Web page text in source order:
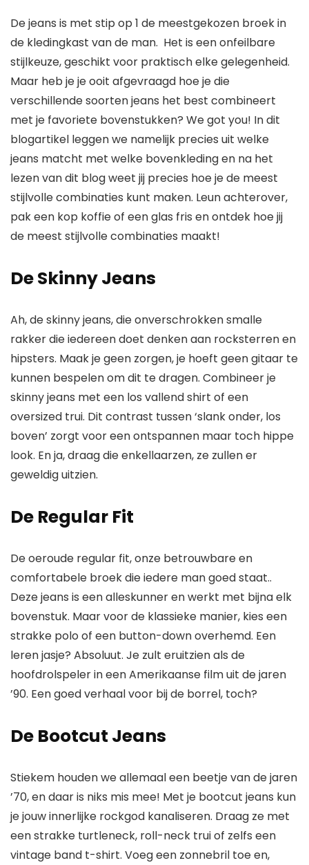
De jeans is met stip op 1 de meestgekozen broek in
de kledingkast van de man. Het is een onfeilbare
stijlkeuze, geschikt voor praktisch elke gelegenheid.
Maar heb je je ooit afgevraagd hoe je die
verschillende soorten jeans het best combineert
met je favoriete bovenstukken? We got you! In dit
blogartikel leggen we namelijk precies uit welke
jeans matcht met welke bovenkleding en na het
lezen van dit blog weet jij precies hoe je de meest
stijlvolle combinaties kunt maken. Leun achterover,
pak een kop koffie of een glas fris en ontdek hoe jij
de meest stijlvolle combinaties maakt!
De Skinny Jeans
Ah, de skinny jeans, die onverschrokken smalle
rakker die iedereen doet denken aan rocksterren en
hipsters. Maak je geen zorgen, je hoeft geen gitaar te
kunnen bespelen om dit te dragen. Combineer je
skinny jeans met een los vallend shirt of een
oversized trui. Dit contrast tussen ‘slank onder, los
boven’ zorgt voor een ontspannen maar toch hippe
look. En ja, draag die enkellaarzen, ze zullen er
geweldig uitzien.
De Regular Fit
De oeroude regular fit, onze betrouwbare en
comfortabele broek die iedere man goed staat..
Deze jeans is een alleskunner en werkt met bijna elk
bovenstuk. Maar voor de klassieke manier, kies een
strakke polo of een button-down overhemd. Een
leren jasje? Absoluut. Je zult eruitzien als de
hoofdrolspeler in een Amerikaanse film uit de jaren
’90. Een goed verhaal voor bij de borrel, toch?
De Bootcut Jeans
Stiekem houden we allemaal een beetje van de jaren
’70, en daar is niks mis mee! Met je bootcut jeans kun
je jouw innerlijke rockgod kanaliseren. Draag ze met
een strakke turtleneck, roll-neck trui of zelfs een
vintage band t-shirt. Voeg een zonnebril toe en,